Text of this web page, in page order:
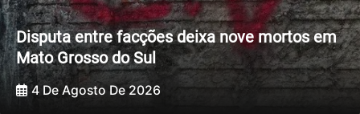
Disputa entre facções deixa nove mortos em
Mato Grosso do Sul
4 De Agosto De 2026